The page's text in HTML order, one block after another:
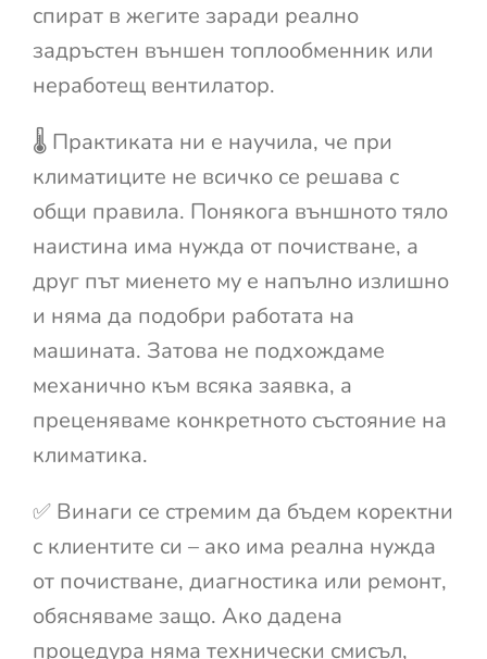
спират в жегите заради реално
задръстен външен топлообменник или
неработещ вентилатор.
🌡️ Практиката ни е научила, че при
климатиците не всичко се решава с
общи правила. Понякога външното тяло
наистина има нужда от почистване, а
друг път миенето му е напълно излишно
и няма да подобри работата на
машината. Затова не подхождаме
механично към всяка заявка, а
преценяваме конкретното състояние на
климатика.
✅ Винаги се стремим да бъдем коректни
с клиентите си – ако има реална нужда
от почистване, диагностика или ремонт,
обясняваме защо. Ако дадена
процедура няма технически смисъл,